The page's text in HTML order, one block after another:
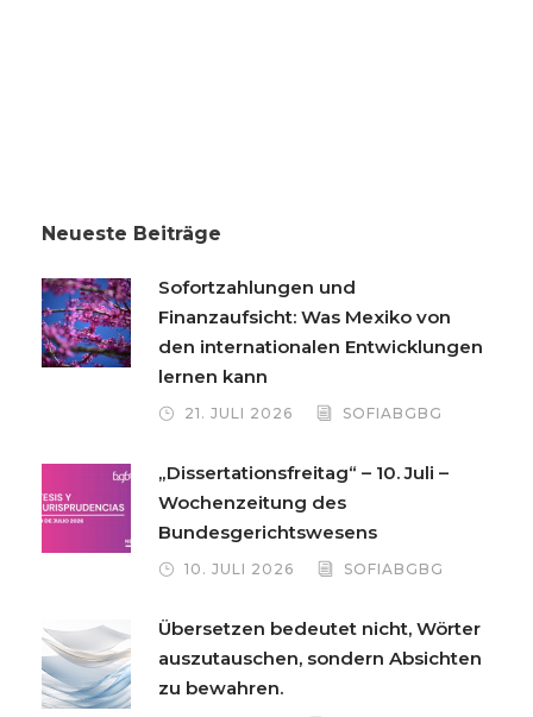
Neueste Beiträge
Sofortzahlungen und
Finanzaufsicht: Was Mexiko von
den internationalen Entwicklungen
lernen kann
21. JULI 2026 SOFIABGBG
„Dissertationsfreitag“ – 10. Juli –
Wochenzeitung des
Bundesgerichtswesens
10. JULI 2026 SOFIABGBG
Übersetzen bedeutet nicht, Wörter
auszutauschen, sondern Absichten
zu bewahren.